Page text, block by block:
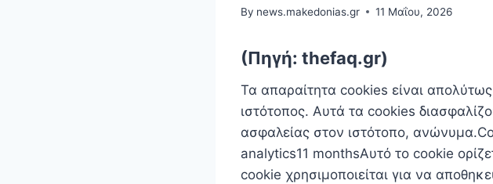
By news.makedonias.gr 11 Μαΐου, 2026
(Πηγή: thefaq.gr)
Τα απαραίτητα cookies είναι
ιστότοπος. Αυτά τα cookies
ασφαλείας στον ιστότοπο,
analytics11 monthsΑυτό το cookie
cookie χρησιμοποιείται για να